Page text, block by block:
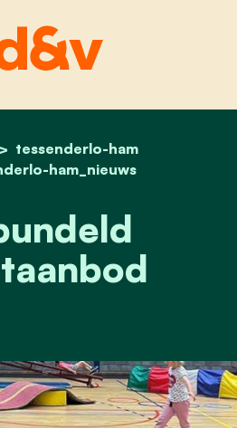
home
tessenderlo-ham
ham_nieuws
gebundeld sportaanbod